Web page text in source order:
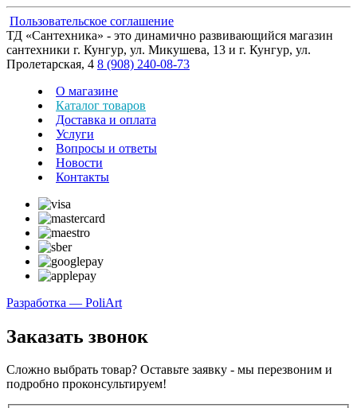
Пользовательское соглашение
ТД «Сантехника» - это динамично развивающийся магазин
сантехники г. Кунгур, ул. Микушева, 13 и г. Кунгур, ул.
Пролетарская, 4 8 (908) 240-08-73
О магазине
Каталог товаров
Доставка и оплата
Услуги
Вопросы и ответы
Новости
Контакты
Разработка — PoliArt
Заказать звонок
Сложно выбрать товар? Оставьте заявку - мы перезвоним и
подробно проконсультируем!